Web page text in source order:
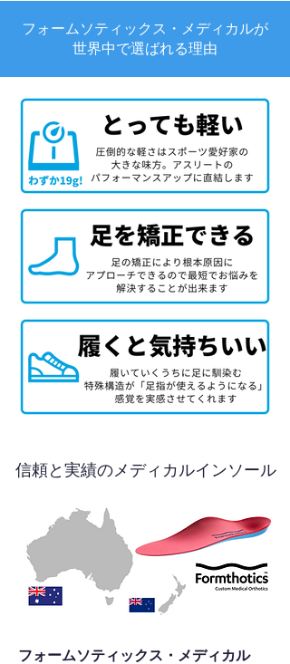
フォームソティックス・メディカルが
世界中で選ばれる理由
信頼と実績のメディカルインソール
フォームソティックス・メディカル